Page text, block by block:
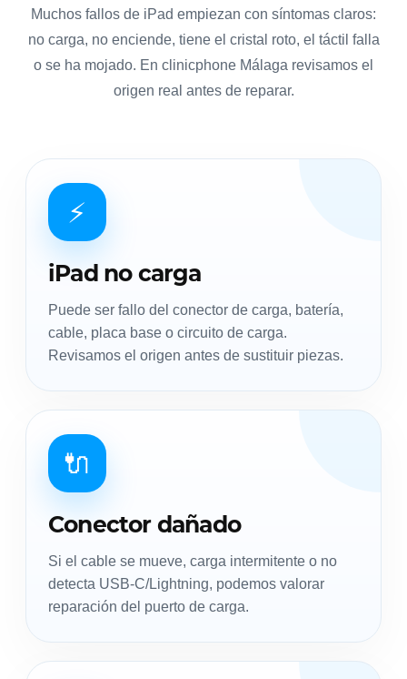
Muchos fallos de iPad empiezan con síntomas claros:
no carga, no enciende, tiene el cristal roto, el táctil falla
o se ha mojado. En clinicphone Málaga revisamos el
origen real antes de reparar.
⚡
iPad no carga
Puede ser fallo del conector de carga, batería,
cable, placa base o circuito de carga.
Revisamos el origen antes de sustituir piezas.
🔌
Conector dañado
Si el cable se mueve, carga intermitente o no
detecta USB-C/Lightning, podemos valorar
reparación del puerto de carga.